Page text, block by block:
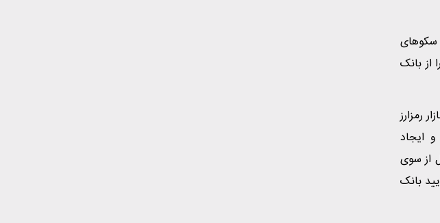
سکوهای
بانک
رمزارز
ایجاد
از سوی
بانک